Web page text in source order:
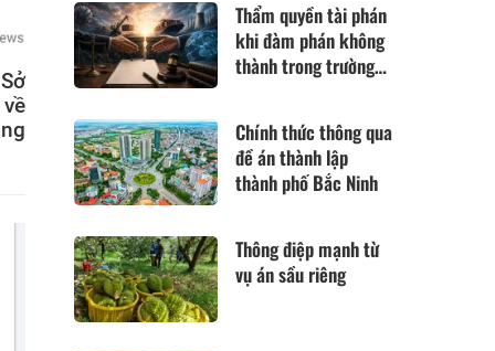
Thẩm quyền tài phán
khi đàm phán không
thành trong trường
đổi cơ bản theo Điều
420 Bộ luật Dân sự
năm 2015
Chính thức thông qua
đề án thành lập
thành phố Bắc Ninh
Thông điệp mạnh từ
vụ án sầu riêng